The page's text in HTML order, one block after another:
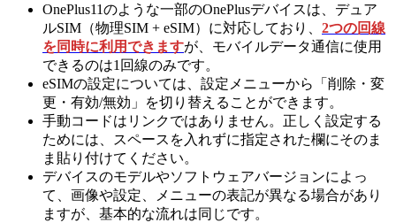
OnePlus11のような一部のOnePlusデバイスは、デュア
ルSIM（物理SIM + eSIM）に対応しており、 2つの回線
を同時に利用できますが、モバイルデータ通信に使用
できるのは1回線のみです。
eSIMの設定については、設定メニューから「削除・変
更・有効/無効」を切り替えることができます。
手動コードはリンクではありません。正しく設定する
ためには、スペースを入れずに指定された欄にそのま
ま貼り付けてください。
デバイスのモデルやソフトウェアバージョンによっ
て、画像や設定、メニューの表記が異なる場合があり
ますが、基本的な流れは同じです。